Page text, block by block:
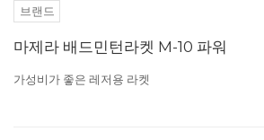
브랜드
마제라 배드민턴라켓 M-10 파워
가성비가 좋은 레저용 라켓